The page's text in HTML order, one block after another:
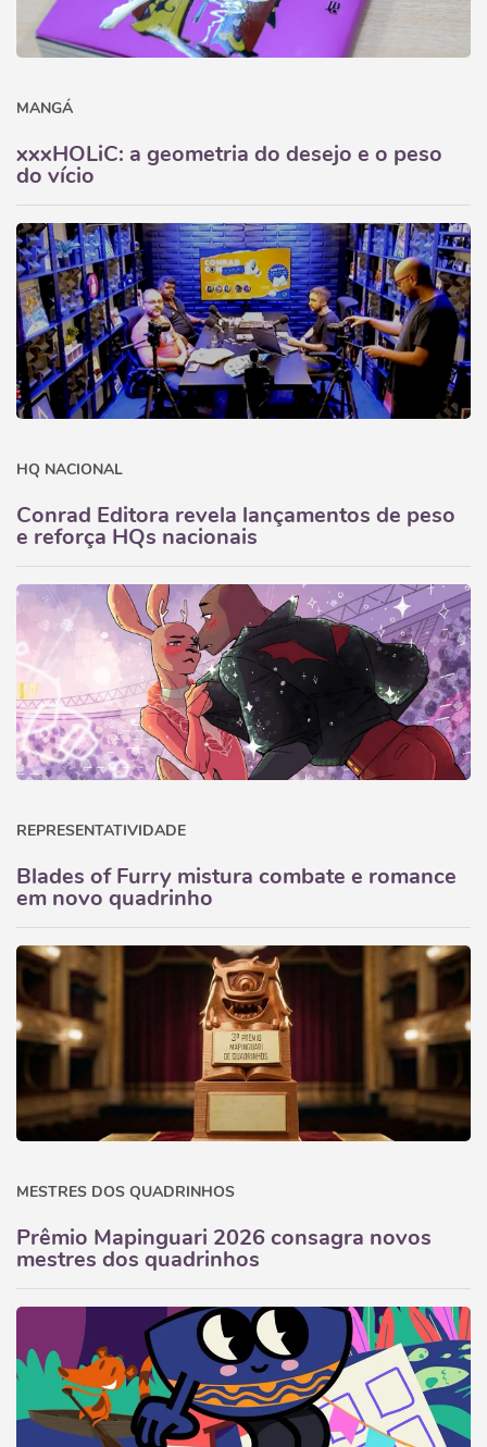
MANGÁ
xxxHOLiC: a geometria do desejo e o peso
do vício
HQ NACIONAL
Conrad Editora revela lançamentos de peso
e reforça HQs nacionais
REPRESENTATIVIDADE
Blades of Furry mistura combate e romance
em novo quadrinho
MESTRES DOS QUADRINHOS
Prêmio Mapinguari 2026 consagra novos
mestres dos quadrinhos